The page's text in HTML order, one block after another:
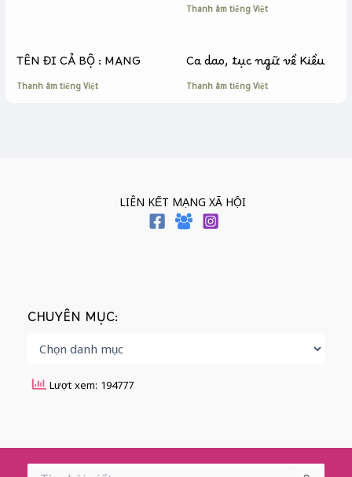
Thanh âm tiếng Việt
TÊN ĐI CẢ BỘ : MANG
Thanh âm tiếng Việt
Ca dao, tục ngữ về Kiều
Thanh âm tiếng Việt
LIÊN KẾT MẠNG XÃ HỘI
CHUYÊN MỤC:
Lượt xem: 194777